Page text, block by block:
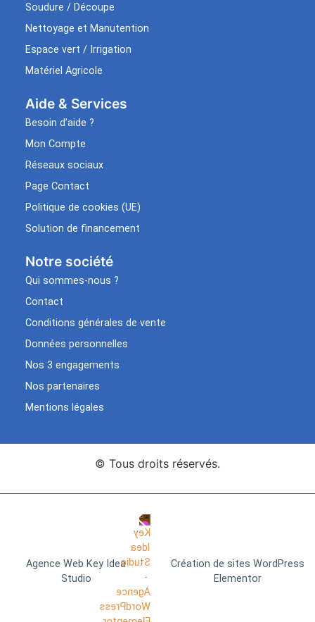
Soudure / Découpe
Nettoyage et Manutention
Espace vert / Irrigation
Matériel Agricole
Aide & Services​
Besoin d’aide ?
Mon Compte
Réseaux sociaux
Page Contact
Politique de cookies (UE)
Solution de financement
Notre société
Qui sommes-nous ?
Contact
Conditions générales de vente
Données personnelles
Nos 3 engagements
Nos partenaires
Mentions légales
© Tous droits réservés.
Agence Web Key Idea
Studio
Création de sites WordPress
Elementor